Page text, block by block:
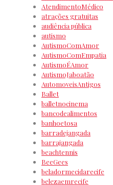
AtendimentoMédico
atrações gratuitas
audiência pública
autismo
AutismoComAmor
AutismoComEmpatia
AutismoÉAmor
AutismoJaboatão
AutomoveisAntigos
Ballet
balletnocinema
bancodealimentos
banhoetosa
barradejangada
barrajangada
beachtennis
BeeGees
beladormecidarecife
belezaemrecife